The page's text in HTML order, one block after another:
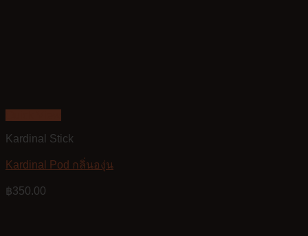
Kardinal Stick
Kardinal Pod กลิ่นองุ่น
฿350.00